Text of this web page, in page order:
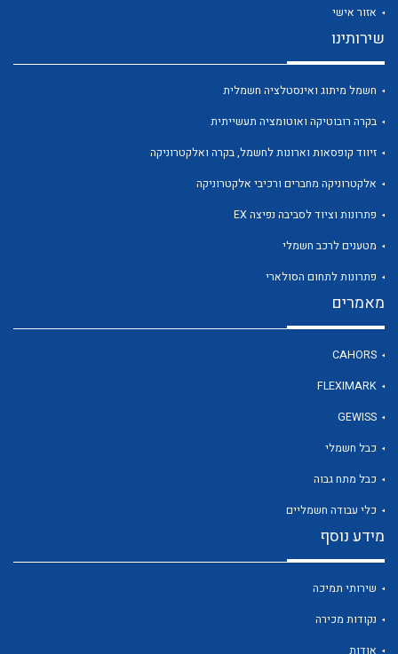
לכל מוצרי היצרן
אזור אישי
שירותינו
חשמל מיתוג ואינסטלציה חשמלית
בקרה רובוטיקה ואוטומציה תעשייתית
זיווד קופסאות וארונות לחשמל, בקרה ואלקטרוניקה
אלקטרוניקה מחברים ורכיבי אלקטרוניקה
פתרונות וציוד לסביבה נפיצה EX
מטענים לרכב חשמלי
פתרונות לתחום הסולארי
מאמרים
CAHORS
FLEXIMARK
GEWISS
כבל חשמלי
כבל מתח גבוה
כלי עבודה חשמליים
מידע נוסף
שירותי תמיכה
נקודות מכירה
אודות